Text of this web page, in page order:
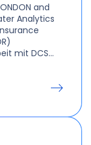
and
Analytics
mit DCS